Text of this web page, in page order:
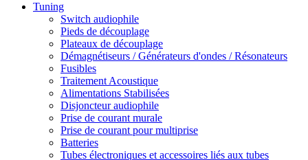
Tuning
Switch audiophile
Pieds de découplage
Plateaux de découplage
Démagnétiseurs / Générateurs d'ondes / Résonateurs
Fusibles
Traitement Acoustique
Alimentations Stabilisées
Disjoncteur audiophile
Prise de courant murale
Prise de courant pour multiprise
Batteries
Tubes électroniques et accessoires liés aux tubes